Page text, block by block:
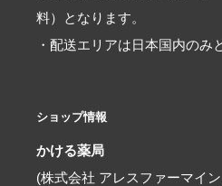
料）となります。
・配送エリアは日本国内のみ
ショップ情報
かける薬局
(株式会社 アレスファーマイ